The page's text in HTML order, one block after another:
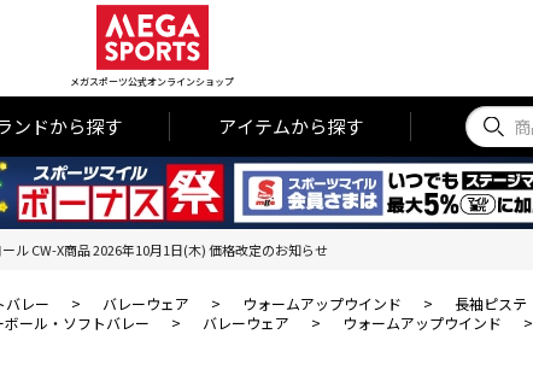
メガスポーツ公式オンラインショップ
ンドから探す アイテムから探す
ル CW-X商品 2026年10月1日(木) 価格改定のお知らせ
バレー > バレーウェア > ウォームアップウインド >
長袖ピステ
ボール・ソフトバレー > バレーウェア > ウォームアップウインド >